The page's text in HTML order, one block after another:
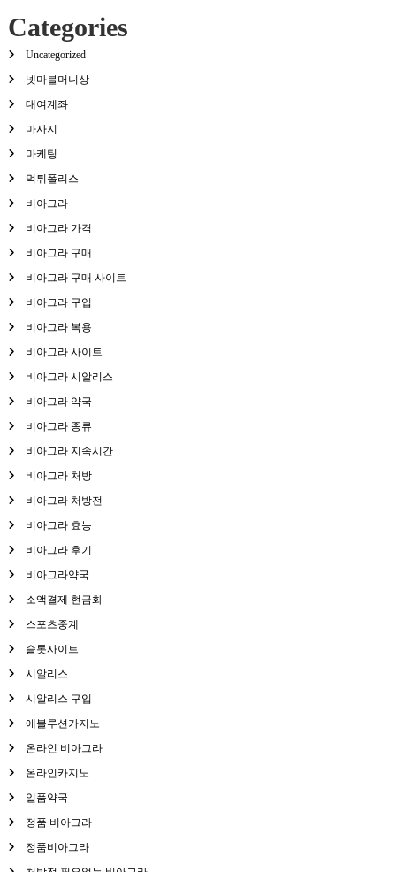
Categories
Uncategorized
넷마블머니상
대여계좌
마사지
마케팅
먹튀폴리스
비아그라
비아그라 가격
비아그라 구매
비아그라 구매 사이트
비아그라 구입
비아그라 복용
비아그라 사이트
비아그라 시알리스
비아그라 약국
비아그라 종류
비아그라 지속시간
비아그라 처방
비아그라 처방전
비아그라 효능
비아그라 후기
비아그라약국
소액결제 현금화
스포츠중계
슬롯사이트
시알리스
시알리스 구입
에볼루션카지노
온라인 비아그라
온라인카지노
일품약국
정품 비아그라
정품비아그라